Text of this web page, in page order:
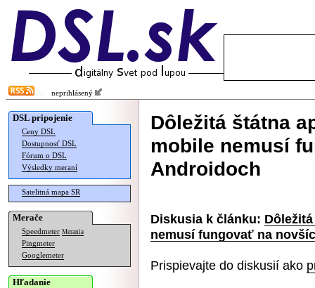
neprihlásený
DSL pripojenie
Ceny DSL
Dostupnosť DSL
Fórum o DSL
Výsledky meraní
Satelitná mapa SR
Merače
Speedmeter Merania
Pingmeter
Googlemeter
Hľadanie
Dôležitá štátna
mobile nemusí
Androidoch
Diskusia k článku:
nemusí fungovať na
Prispievajte do diskusií ako